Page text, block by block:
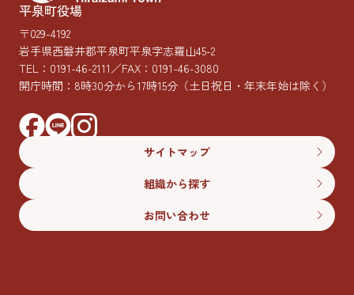
平泉町役場
〒029-4192
岩手県西磐井郡平泉町平泉字志羅山45-2
TEL： 0191-46-2111／FAX：0191-46-3080
開庁時間：8時30分から17時15分 （土日祝日・年末年始は除く）
サイトマップ
組織から探す
お問い合わせ